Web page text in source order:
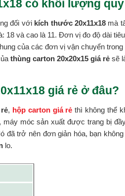
có khối lượng
đối với kích thước 20x11x18mà
18 và cao là 11. Đơn vị đo độ dài
của các đơn vị vận chuyển
thùng carton 20x20x15 giá rẻ sẽ
giá rẻ ở đâu?
, hộp carton giá rẻ thì không thể
máy móc sản xuất được trang bị
trở nên đơn giản hóa, bạn
lo.